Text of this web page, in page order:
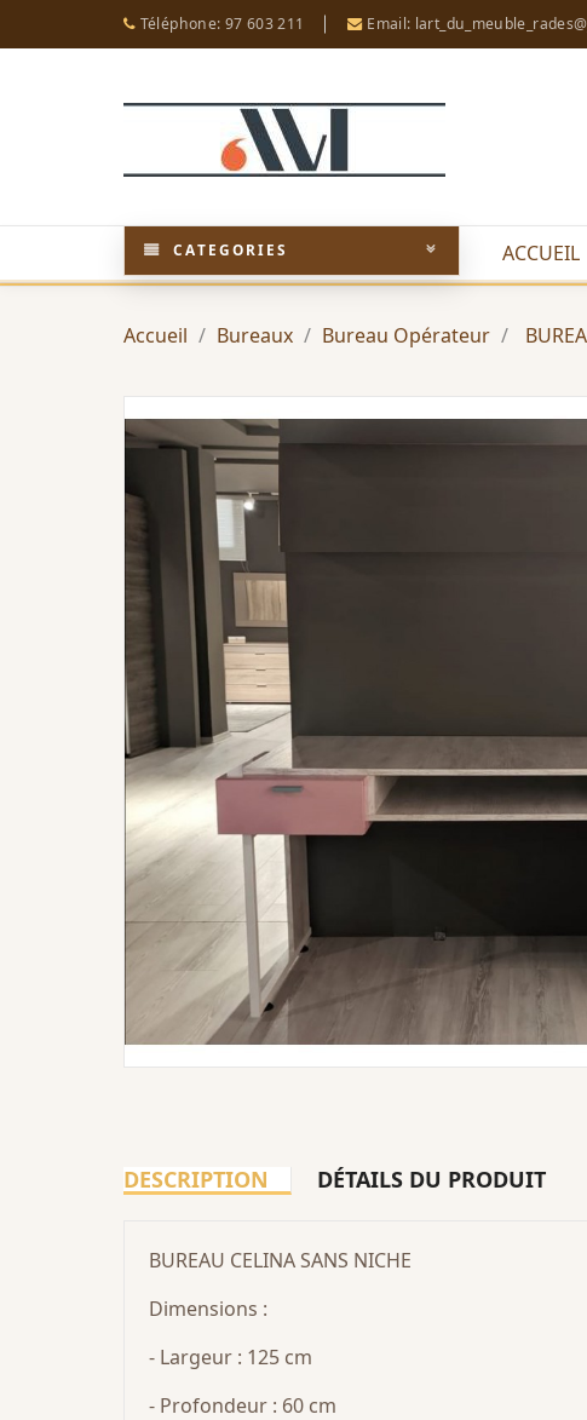
Téléphone: 97 603 211 Email:
CATEGORIES ACCUEIL
Accueil Bureaux Bureau Opérateur
DESCRIPTION DÉTAILS DU PRODUIT
BUREAU CELINA SANS NICHE
Dimensions :
- Largeur : 125 cm
- Profondeur : 60 cm